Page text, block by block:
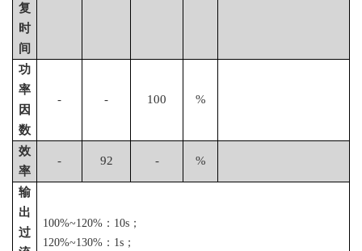
复
时
间
功
率
因
数
- - 100 %
效
率
- 92 - %
输
出
过
100%~120%：10s；
120%~130%：1s；